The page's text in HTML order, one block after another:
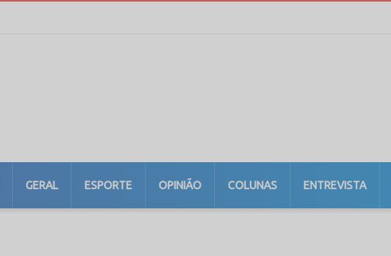
GERAL ESPORTE OPINIÃO COLUNAS ENTREVISTA